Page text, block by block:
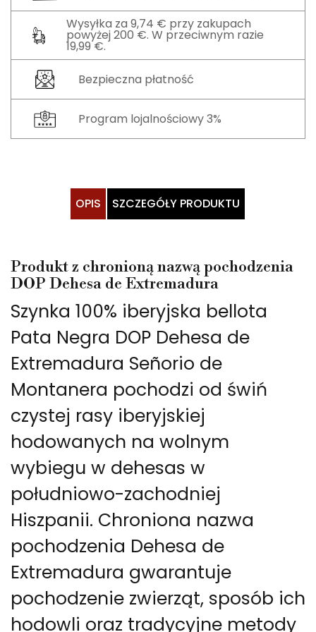
Wysyłka za 9,74 € przy zakupach
powyżej 200 €. W przeciwnym razie
19,99 €.
Bezpieczna płatność
Program lojalnościowy 3%
OPIS SZCZEGÓŁY PRODUKTU
Produkt z chronioną nazwą pochodzenia
DOP Dehesa de Extremadura
Szynka 100% iberyjska bellota
Pata Negra DOP Dehesa de
Extremadura Señorio de
Montanera pochodzi od świń
czystej rasy iberyjskiej
hodowanych na wolnym
wybiegu w dehesas w
południowo-zachodniej
Hiszpanii. Chroniona nazwa
pochodzenia Dehesa de
Extremadura gwarantuje
pochodzenie zwierząt, sposób ich
hodowli oraz tradycyjne metody